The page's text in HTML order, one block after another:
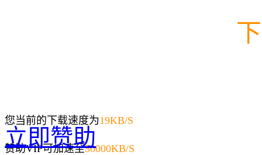
您当前的下载速度为19KB/S
赞助VIP可加速至50000KB/S
立即赞助